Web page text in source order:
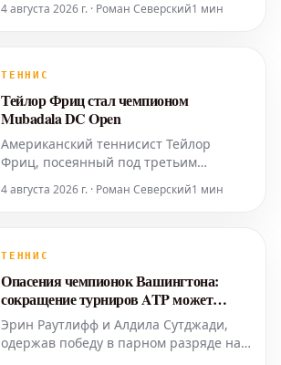
драматичный финал, победив юного
Mubadala DC Open. Это первый титул
не позволил 19-летнему испанцу
4 августа 2026 г. · Роман Северский1 мин
ТЕННИС
Тейлор Фриц стал чемпионом
Mubadala DC Open
Американский теннисист Тейлор
Фриц, посеянный под третьим
Mubadala DC Open, обыграв испанца
для него первым в 2026 году. Фриц,
рейтинга, на своем пути
4 августа 2026 г. · Роман Северский1 мин
ТЕННИС
Опасения чемпионок Вашингтона:
сокращение турниров ATP может
затронуть WTA
Эрин Раутлифф и Алдила Сутджади,
одержав победу в парном разряде на